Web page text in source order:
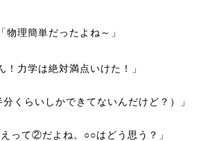
物理簡単だったよね～」
！力学は絶対満点いけた！」
くらいしかできてないんだけど？）」
って②だよね。○○はどう思う？」